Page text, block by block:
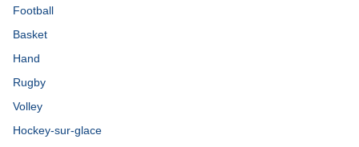
Football
Basket
Hand
Rugby
Volley
Hockey-sur-glace